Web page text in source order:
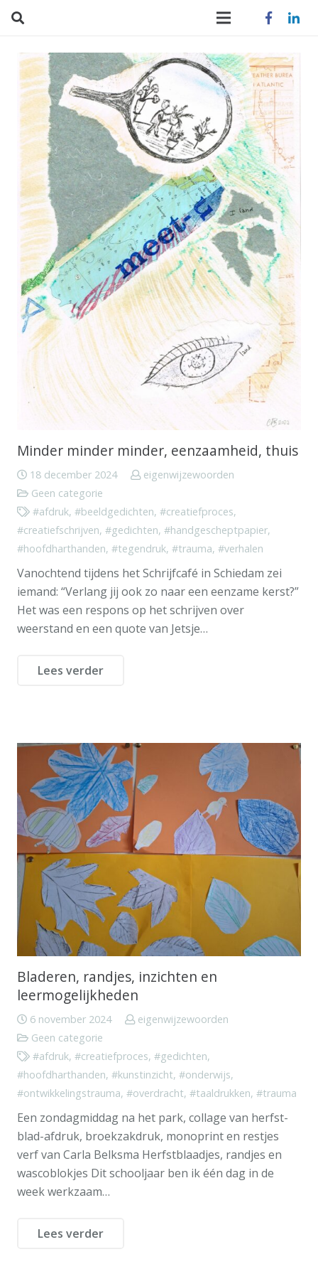
Minder minder minder, eenzaamheid, thuis
18 december 2024
eigenwijzewoorden
Geen categorie
#afdruk, #beeldgedichten, #creatiefproces,
#creatiefschrijven, #gedichten, #handgescheptpapier,
#hoofdharthanden, #tegendruk, #trauma, #verhalen
Vanochtend tijdens het Schrijfcafé in Schiedam zei
iemand: “Verlang jij ook zo naar een eenzame kerst?”
Het was een respons op het schrijven over
weerstand en een quote van Jetsje…
Lees verder
Bladeren, randjes, inzichten en
leermogelijkheden
6 november 2024
eigenwijzewoorden
Geen categorie
#afdruk, #creatiefproces, #gedichten,
#hoofdharthanden, #kunstinzicht, #onderwijs,
#ontwikkelingstrauma, #overdracht, #taaldrukken, #trauma
Een zondagmiddag na het park, collage van herfst-
blad-afdruk, broekzakdruk, monoprint en restjes
verf van Carla Belksma Herfstblaadjes, randjes en
wascoblokjes Dit schooljaar ben ik één dag in de
week werkzaam…
Lees verder